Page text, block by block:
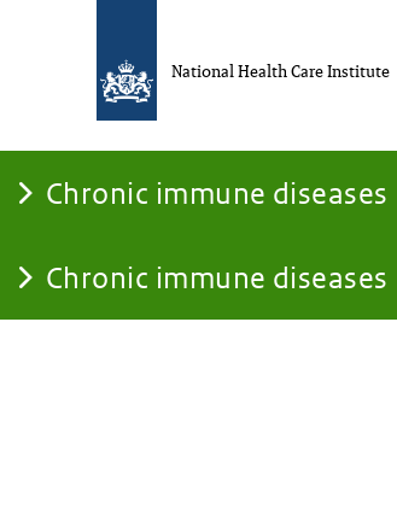
Chronic immune diseases
Chronic immune diseases
National Health Care Institute